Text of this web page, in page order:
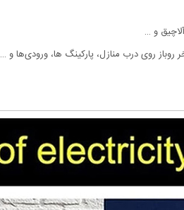
و …
روی درب منازل، پارکینگ ها، ورودی‌ها و …